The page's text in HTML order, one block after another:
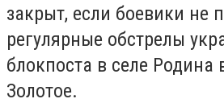
закрыт, если боевики не
регулярные обстрелы
блокпоста в селе Родина
Золотое.